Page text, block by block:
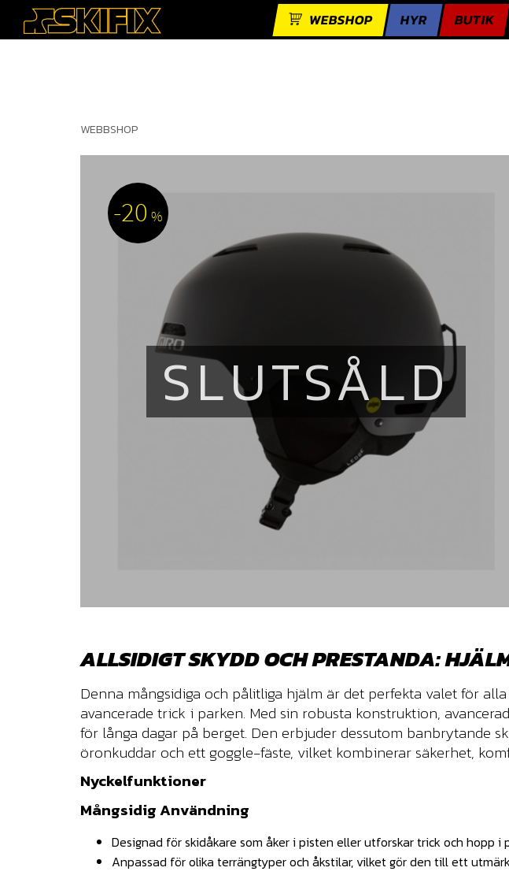
WEBSHOP HYR BUTIK
WEBBSHOP
SLUTSÅLD
20 %
ALLSIDIGT SKYDD OCH PRESTANDA:
Denna mångsidiga och pålitliga hjälm är det perfekta valet för
avancerade trick i parken. Med sin robusta konstruktion,
för långa dagar på berget. Den erbjuder dessutom banbrytande
öronkuddar och ett goggle-fäste, vilket kombinerar säkerhet,
Nyckelfunktioner
Mångsidig Användning
Designad för skidåkare som åker i pisten eller utforskar trick och hopp i
Anpassad för olika terrängtyper och åkstilar, vilket gör den till ett